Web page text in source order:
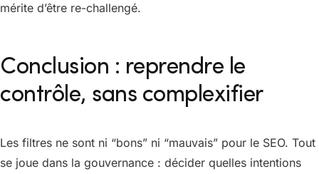
mérite d’être re-challengé.
Conclusion : reprendre le
contrôle, sans complexifier
Les filtres ne sont ni “bons” ni “mauvais” pour le SEO. Tout
se joue dans la gouvernance : décider quelles intentions